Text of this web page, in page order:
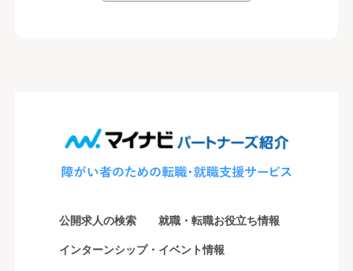
公開求人の検索 就職・転職お役立ち情報
インターンシップ・イベント情報